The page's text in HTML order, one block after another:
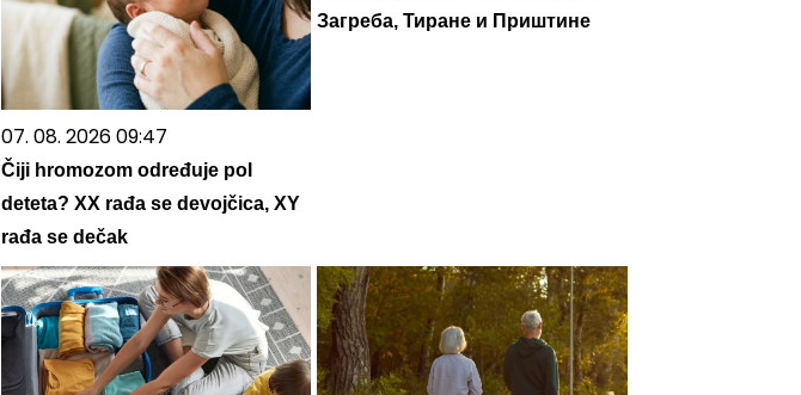
07. 08. 2026 09:47
Čiji hromozom određuje pol
deteta? XX rađa se devojčica, XY
rađa se dečak
Загреба, Тиране и Приштине